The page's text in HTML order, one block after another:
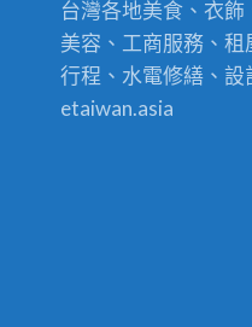
台灣各地美食、衣
美容、工商服務、
行程、水電修繕、設
etaiwan.asia